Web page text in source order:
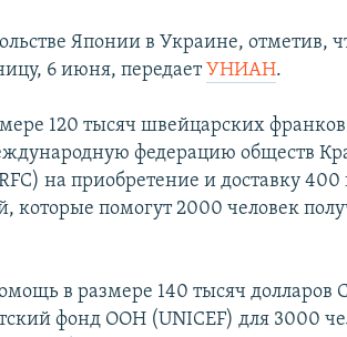
Японии в Украине, отметив,
6 июня, передаетУНИАН.
120 тысяч швейцарских франков
федерацию обществ
на приобретение и доставку 400
которые помогут 2000 человек
в размере 140 тысяч долларов
фонд ООН (UNICEF) для 3000